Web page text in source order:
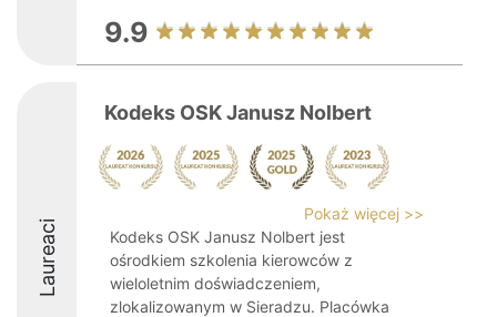
9.9
Laureaci
Kodeks OSK Janusz Nolbert
Pokaż więcej >>
Kodeks OSK Janusz Nolbert jest
ośrodkiem szkolenia kierowców z
wieloletnim doświadczeniem,
zlokalizowanym w Sieradzu. Placówka